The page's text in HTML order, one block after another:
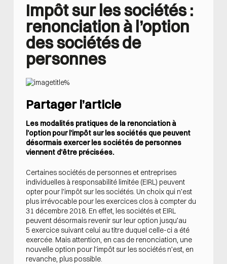
Impôt sur les sociétés :
renonciation à l’option
des sociétés de
personnes
Partager l’article
Les modalités pratiques de la renonciation à
l’option pour l’impôt sur les sociétés que peuvent
désormais exercer les sociétés de personnes
viennent d’être précisées.
Certaines sociétés de personnes et entreprises
individuelles à responsabilité limitée (EIRL) peuvent
opter pour l’impôt sur les sociétés. Un choix qui n’est
plus irrévocable pour les exercices clos à compter du
31 décembre 2018. En effet, les sociétés et EIRL
peuvent désormais revenir sur leur option jusqu’au
5 exercice suivant celui au titre duquel celle-ci a été
exercée. Mais attention, en cas de renonciation, une
nouvelle option pour l’impôt sur les sociétés n’est, en
revanche, plus possible.